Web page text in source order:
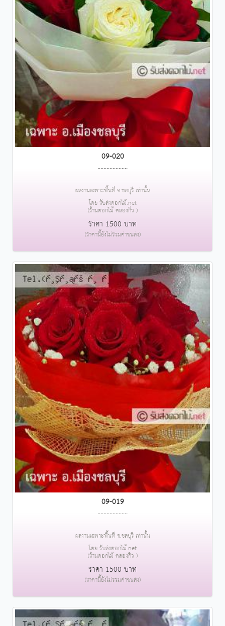
09-020
....................
ผลงานเฉพาะพื้นที่ จ.ชลบุรี เท่านั้น
โดย รับส่งดอกไม้.net
(ร้านดอกไม้ คลองกิ่ว )
ราคา 1500 บาท
(ราคานี้ยังไม่รวมค่าขนส่ง)
09-019
....................
ผลงานเฉพาะพื้นที่ จ.ชลบุรี เท่านั้น
โดย รับส่งดอกไม้.net
(ร้านดอกไม้ คลองกิ่ว )
ราคา 1500 บาท
(ราคานี้ยังไม่รวมค่าขนส่ง)